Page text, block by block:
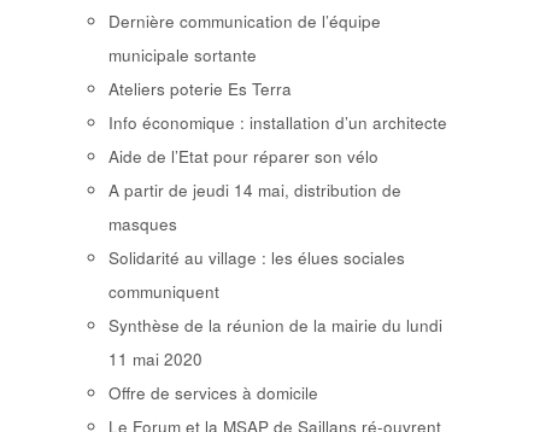
Dernière communication de l’équipe
municipale sortante
Ateliers poterie Es Terra
Info économique : installation d’un architecte
Aide de l’Etat pour réparer son vélo
A partir de jeudi 14 mai, distribution de
masques
Solidarité au village : les élues sociales
communiquent
Synthèse de la réunion de la mairie du lundi
11 mai 2020
Offre de services à domicile
Le Forum et la MSAP de Saillans ré-ouvrent